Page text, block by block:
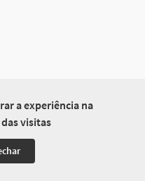
a experiência na
visitas